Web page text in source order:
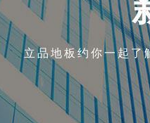
立品地板约你一起了